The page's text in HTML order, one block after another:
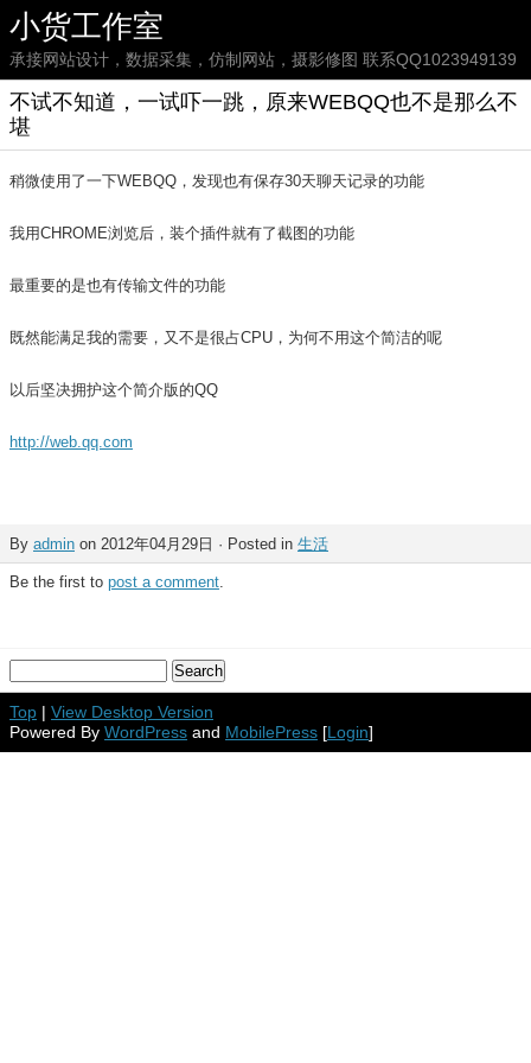
小货工作室
承接网站设计，数据采集，仿制网站，摄影修图 联系QQ1023949139
不试不知道，一试吓一跳，原来WEBQQ也不是那么不
堪
稍微使用了一下WEBQQ，发现也有保存30天聊天记录的功能
我用CHROME浏览后，装个插件就有了截图的功能
最重要的是也有传输文件的功能
既然能满足我的需要，又不是很占CPU，为何不用这个简洁的呢
以后坚决拥护这个简介版的QQ
http://web.qq.com
By admin on 2012年04月29日 · Posted in 生活
Be the first to post a comment.
Top | View Desktop Version
Powered By WordPress and MobilePress [Login]